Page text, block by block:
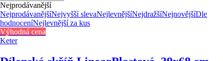
Nejprodávanější
NejprodávanějšíNejvyšší slevaNejlevnějšíNejdražšíNejnovějšíDle
hodnoceníNejlevnější za kus
Výhodná cena
Keter